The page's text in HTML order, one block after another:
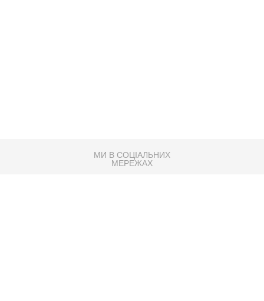
МИ В СОЦІАЛЬНИХ
МЕРЕЖАХ